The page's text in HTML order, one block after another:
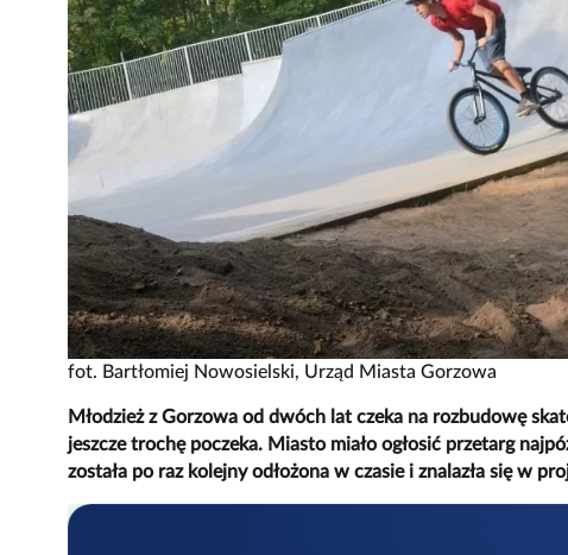
fot. Bartłomiej Nowosielski, Urząd Miasta Gorzowa
Młodzież z Gorzowa od dwóch lat czeka na rozbudowę
jeszcze trochę poczeka. Miasto miało ogłosić przetarg
została po raz kolejny odłożona w czasie i znalazła się w